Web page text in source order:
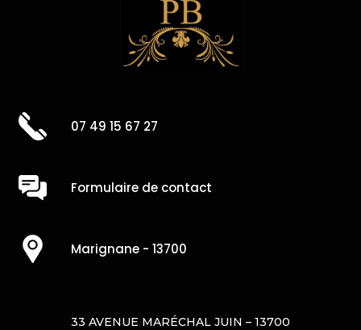
07 49 15 67 27
Formulaire de contact
Marignane - 13700
33 AVENUE MARÉCHAL JUIN – 13700